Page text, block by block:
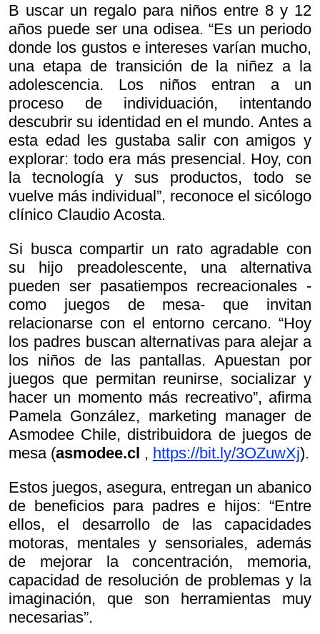
B uscar un regalo para niños entre 8 y 12
años puede ser una odisea. “Es un periodo
donde los gustos e intereses varían mucho,
una etapa de transición de la niñez a la
adolescencia. Los niños entran a un
proceso de individuación, intentando
descubrir su identidad en el mundo. Antes a
esta edad les gustaba salir con amigos y
explorar: todo era más presencial. Hoy, con
la tecnología y sus productos, todo se
vuelve más individual”, reconoce el sicólogo
clínico Claudio Acosta.
Si busca compartir un rato agradable con
su hijo preadolescente, una alternativa
pueden ser pasatiempos recreacionales -
como juegos de mesa- que invitan
relacionarse con el entorno cercano. “Hoy
los padres buscan alternativas para alejar a
los niños de las pantallas. Apuestan por
juegos que permitan reunirse, socializar y
hacer un momento más recreativo”, afirma
Pamela González, marketing manager de
Asmodee Chile, distribuidora de juegos de
mesa (asmodee.cl , https://bit.ly/3OZuwXj).
Estos juegos, asegura, entregan un abanico
de beneficios para padres e hijos: “Entre
ellos, el desarrollo de las capacidades
motoras, mentales y sensoriales, además
de mejorar la concentración, memoria,
capacidad de resolución de problemas y la
imaginación, que son herramientas muy
necesarias”.